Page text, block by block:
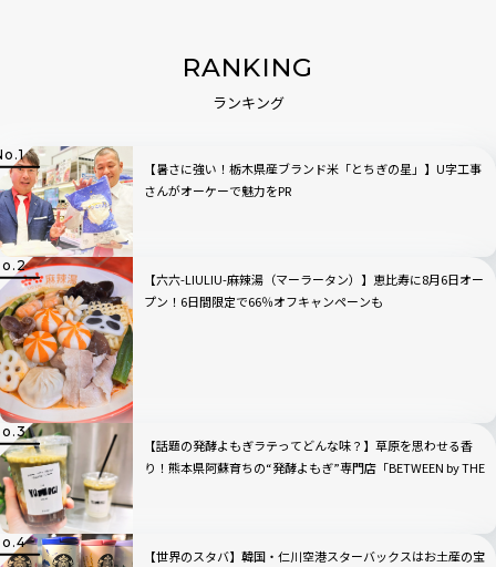
RANKING
ランキング
【暑さに強い！栃木県産ブランド米「とちぎの星」】U字工事
さんがオーケーで魅力をPR
【六六-LIULIU-麻辣湯（マーラータン）】恵比寿に8月6日オー
プン！6日間限定で66％オフキャンペーンも
【話題の発酵よもぎラテってどんな味？】草原を思わせる香
り！熊本県阿蘇育ちの“発酵よもぎ”専門店「BETWEEN by THE
【世界のスタバ】韓国・仁川空港スターバックスはお土産の宝